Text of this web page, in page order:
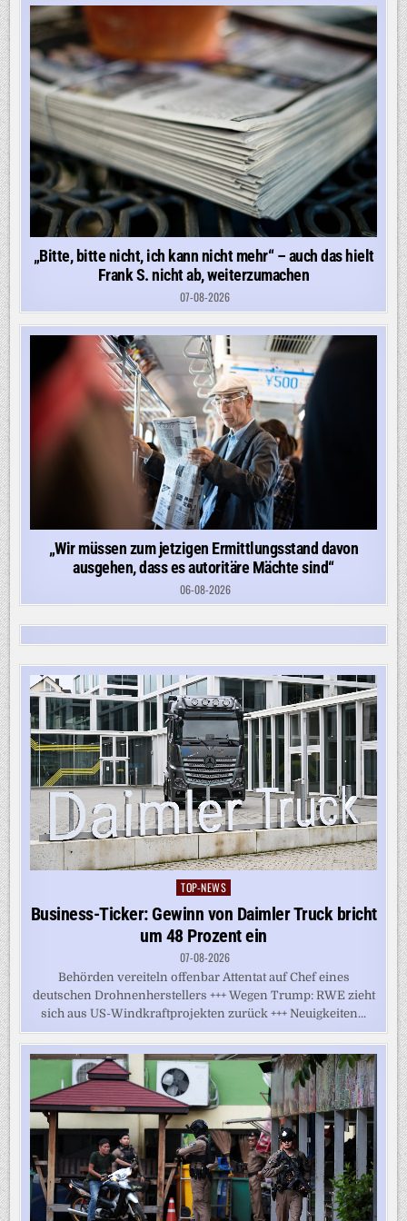
„Bitte, bitte nicht, ich kann nicht mehr“ – auch das hielt
Frank S. nicht ab, weiterzumachen
07-08-2026
„Wir müssen zum jetzigen Ermittlungsstand davon
ausgehen, dass es autoritäre Mächte sind“
06-08-2026
Posted
in
TOP-NEWS
Business-Ticker: Gewinn von Daimler Truck bricht
um 48 Prozent ein
07-08-2026
Behörden vereiteln offenbar Attentat auf Chef eines
deutschen Drohnenherstellers +++ Wegen Trump: RWE zieht
sich aus US-Windkraftprojekten zurück +++ Neuigkeiten...